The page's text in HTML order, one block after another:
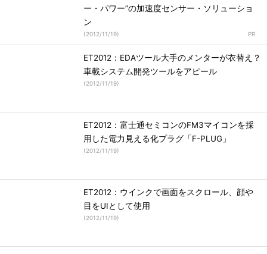
ー・パワー”の加速度センサー・ソリューショ
ン
(2012/11/19)
ET2012：EDAツール大手のメンターが衣替え？
車載システム開発ツールをアピール
(2012/11/19)
ET2012：富士通セミコンのFM3マイコンを採
用した電力見える化プラグ「F-PLUG」
(2012/11/19)
ET2012：ウインクで画面をスクロール、顔や
目をUIとして使用
(2012/11/19)